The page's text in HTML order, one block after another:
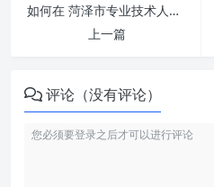
如何在 菏泽市专业技术人员继续培训平台-公需课 http://hz.zhuanjipx.com/ 平台快速完成学习任务？
上一篇
评论（没有评论）